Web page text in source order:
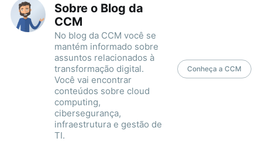
Sobre o Blog da
CCM
No blog da CCM você se
mantém informado sobre
assuntos relacionados à
transformação digital.
Você vai encontrar
conteúdos sobre cloud
computing,
cibersegurança,
infraestrutura e gestão de
TI.
Conheça a CCM